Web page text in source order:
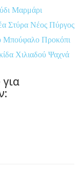
Μαρμάρι
Στύρα Νέος Πύργος
Μπούφαλο Προκόπι
Χιλιαδού Ψαχνά